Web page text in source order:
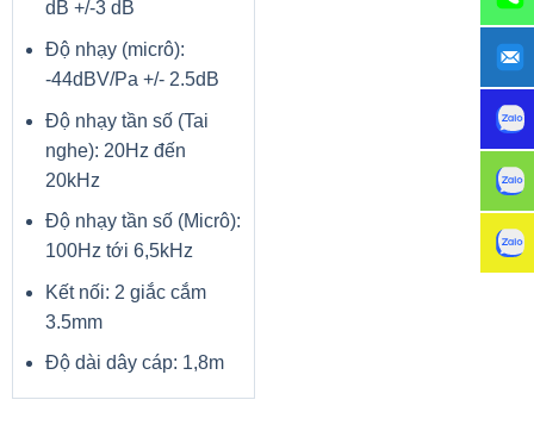
dB +/-3 dB
Độ nhạy (micrô):
-44dBV/Pa +/- 2.5dB
Độ nhạy tần số (Tai
nghe): 20Hz đến
20kHz
Độ nhạy tần số (Micrô):
100Hz tới 6,5kHz
Kết nối: 2 giắc cắm
3.5mm
Độ dài dây cáp: 1,8m